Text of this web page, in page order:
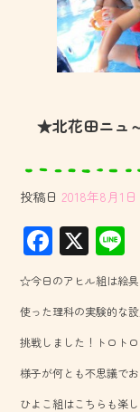
★北花田ニュ
投稿日 2018年8月1日
F
ac
e
b
o
ok
X
☆今日のアヒル組は絵具
使った理科の実験的な
挑戦しました！トロト
様子が何とも不思議で
ひよこ組はこちらも楽